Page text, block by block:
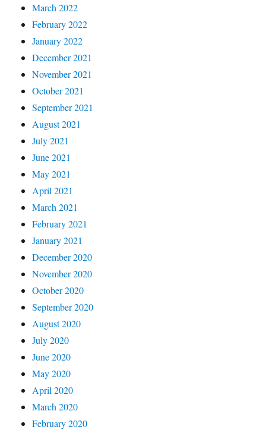
March 2022
February 2022
January 2022
December 2021
November 2021
October 2021
September 2021
August 2021
July 2021
June 2021
May 2021
April 2021
March 2021
February 2021
January 2021
December 2020
November 2020
October 2020
September 2020
August 2020
July 2020
June 2020
May 2020
April 2020
March 2020
February 2020